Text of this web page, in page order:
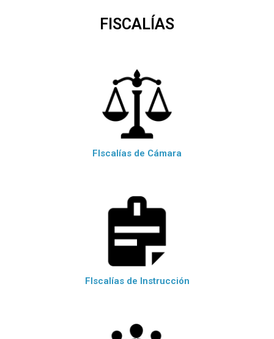
FISCALÍAS
FIscalías de Cámara
FIscalías de Instrucción